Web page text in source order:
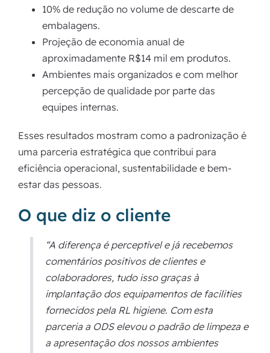
10% de redução no volume de descarte de
embalagens.
Projeção de economia anual de
aproximadamente R$14 mil em produtos.
Ambientes mais organizados e com melhor
percepção de qualidade por parte das
equipes internas.
Esses resultados mostram como a padronização é
uma parceria estratégica que contribui para
eficiência operacional, sustentabilidade e bem-
estar das pessoas.
O que diz o cliente
“A diferença é perceptível e já recebemos
comentários positivos de clientes e
colaboradores, tudo isso graças à
implantação dos equipamentos de facilities
fornecidos pela RL higiene. Com esta
parceria a ODS elevou o padrão de limpeza e
a apresentação dos nossos ambientes